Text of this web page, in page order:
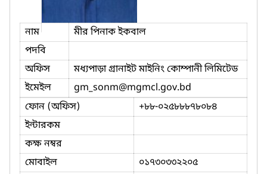
নাম
মীর পিনাক ইকবাল
পদবি
অফিস
মধ্যপাড়া গ্রানাইট মাইনিং কোম্পানী লিমিটেড
ইমেইল
gm_sonm@mgmcl.gov.bd
ফোন (অফিস)
+৮৮-০২৫৮৮৮৭৮০৮৪
ইন্টারকম
কক্ষ নম্বর
মোবাইল
০১৭৩০৩৩২২০৫